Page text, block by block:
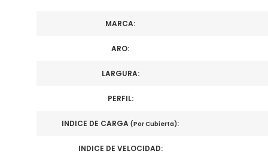
MARCA:
ARO:
LARGURA:
PERFIL:
INDICE DE CARGA (Por Cubierta):
INDICE DE VELOCIDAD: